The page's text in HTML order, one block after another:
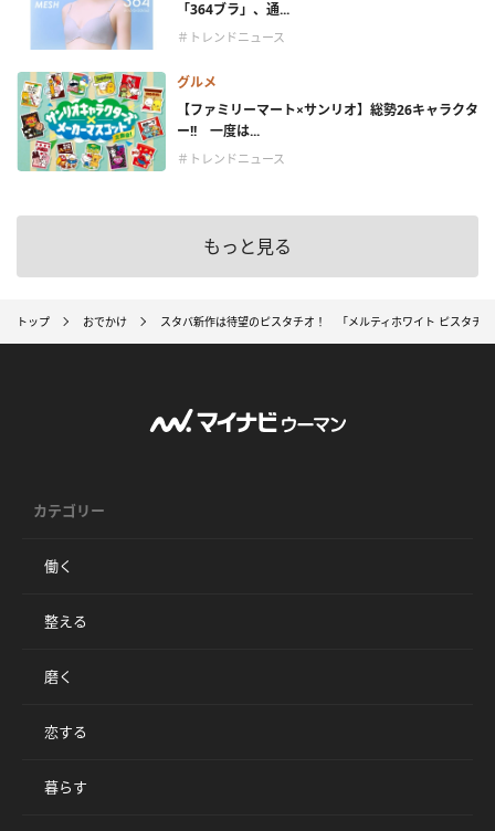
「364ブラ」、通...
＃トレンドニュース
グルメ
【ファミリーマート×サンリオ】総勢26キャラクタ
ー!! 一度は...
＃トレンドニュース
もっと見る
トップ おでかけ スタバ新作は待望のピスタチオ！ 「メルティホワイト ピスタチ
カテゴリー
働く
整える
磨く
恋する
暮らす